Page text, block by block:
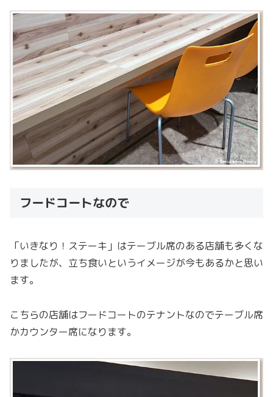
フードコートなので
「いきなり！ステーキ」はテーブル席のある店舗も多くな
りましたが、立ち食いというイメージが今もあるかと思い
ます。
こちらの店舗はフードコートのテナントなのでテーブル席
かカウンター席になります。